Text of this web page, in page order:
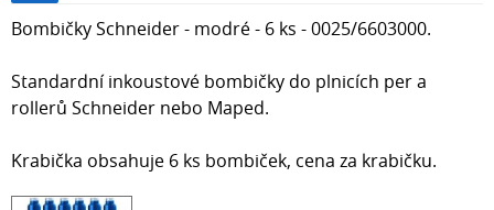
Bombičky Schneider - modré - 6 ks - 0025/6603000.
Standardní inkoustové bombičky do plnicích per a
rollerů Schneider nebo Maped.
Krabička obsahuje 6 ks bombiček, cena za krabičku.